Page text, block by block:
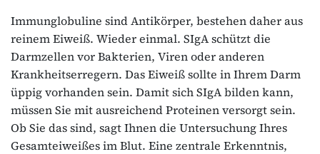
Immunglobuline sind Antikörper, bestehen daher aus
reinem Eiweiß. Wieder einmal. SIgA schützt die
Darmzellen vor Bakterien, Viren oder anderen
Krankheitserregern. Das Eiweiß sollte in Ihrem Darm
üppig vorhanden sein. Damit sich SIgA bilden kann,
müssen Sie mit ausreichend Proteinen versorgt sein.
Ob Sie das sind, sagt Ihnen die Untersuchung Ihres
Gesamteiweißes im Blut. Eine zentrale Erkenntnis,